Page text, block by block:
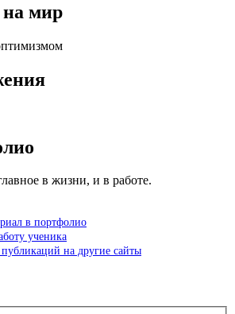
мир
в жизни, и в работе.
в портфолио
ученика
на другие сайты